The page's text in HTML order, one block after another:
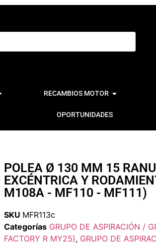
RECAMBIOS MOTOR
OPORTUNIDADES
POLEA Ø 130 MM 15
EXCÉNTRICA Y
M108A - MF110 - MF111)
SKU MFR113c
Categorías GRUPO DE ASPIRACIÓN /
FACTORY R MY25), GRUPO DE